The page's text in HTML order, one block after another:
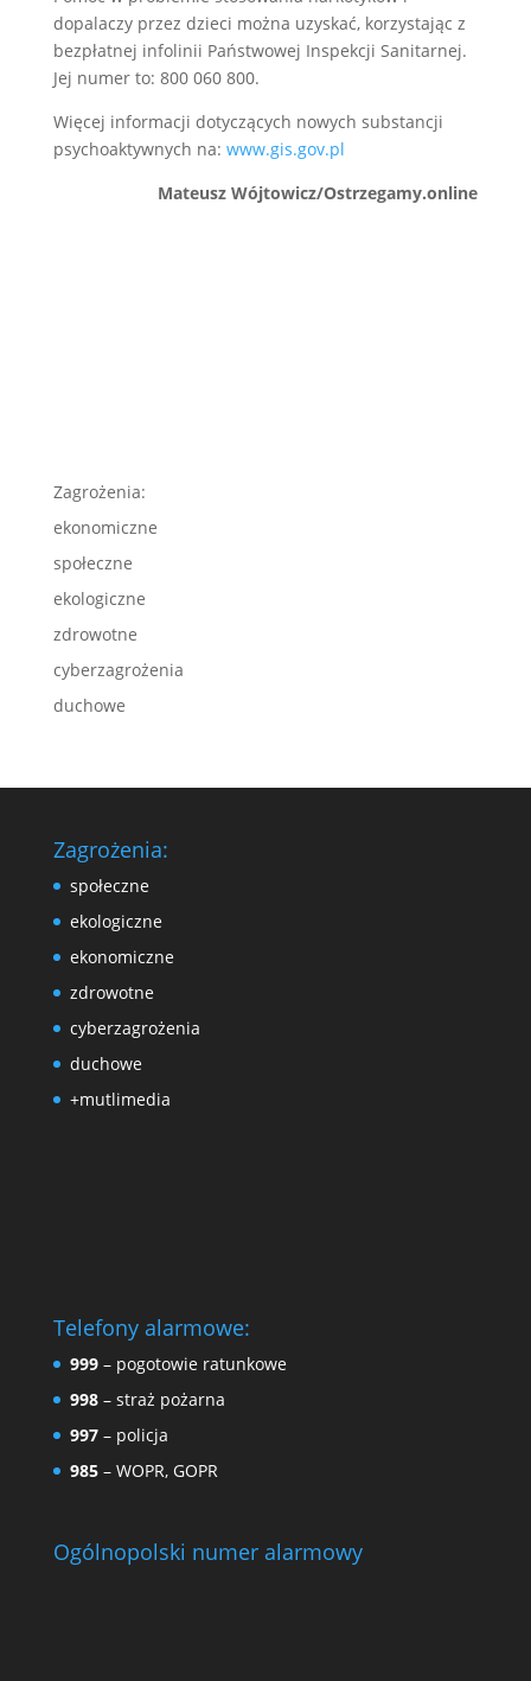
dopalaczy przez dzieci można uzyskać, korzystając z
bezpłatnej infolinii Państwowej Inspekcji Sanitarnej.
Jej numer to: 800 060 800.
Więcej informacji dotyczących nowych substancji
psychoaktywnych na: www.gis.gov.pl
Mateusz Wójtowicz/Ostrzegamy.online
Zagrożenia:
ekonomiczne
społeczne
ekologiczne
zdrowotne
cyberzagrożenia
duchowe
Zagrożenia:
społeczne
ekologiczne
ekonomiczne
zdrowotne
cyberzagrożenia
duchowe
+mutlimedia
Telefony alarmowe:
999– pogotowie ratunkowe
998– straż pożarna
997– policja
985– WOPR, GOPR
Ogólnopolski numer alarmowy